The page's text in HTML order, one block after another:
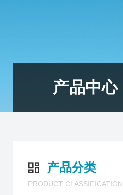
产品中心
产品分类
PRODUCT CLASSIFICATION